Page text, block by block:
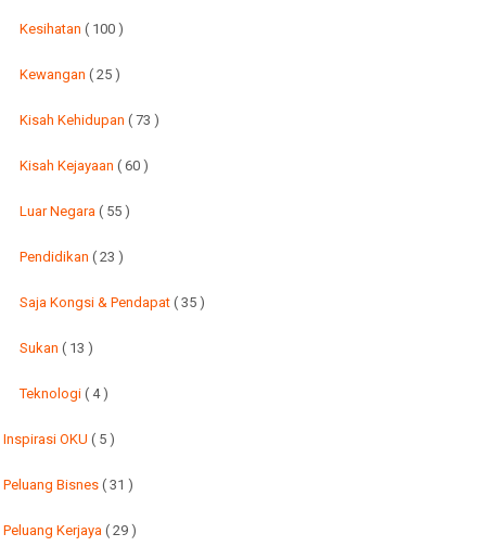
Kesihatan ( 100 )
Kewangan ( 25 )
Kisah Kehidupan ( 73 )
Kisah Kejayaan ( 60 )
Luar Negara ( 55 )
Pendidikan ( 23 )
Saja Kongsi & Pendapat ( 35 )
Sukan ( 13 )
Teknologi ( 4 )
Inspirasi OKU ( 5 )
Peluang Bisnes ( 31 )
Peluang Kerjaya ( 29 )